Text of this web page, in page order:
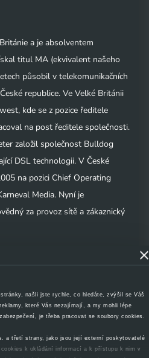
našli jste rychle, co hledáte, zvýšil se Váš
které Vás nezajímají, a my mohli lépe
je třeba pracovat se soubory cookies.
a třetí strany, jako jsou její externí poskytovatelé
k ukládání informací a k přístupu k nim v
a je absolventem
titul MA (ekvivalent našeho
působil v telekomunikačních
republice. Ve Velké Británii
kde se z pozice ředitele
na post ředitele společnosti.
založil společnost Bulldog
DSL technologii. V České
na pozici Chief Operating
Media. Nyní je
za provoz sítě a zákaznický
fakultě Technické univerzity
ve společnostech Ernst &
Companies. V roce 2002 se stal
Eurotel (dnes
a později zastával ve stejné